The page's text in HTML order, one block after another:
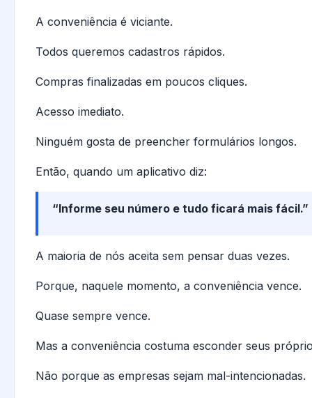
A conveniência é viciante.
Todos queremos cadastros rápidos.
Compras finalizadas em poucos cliques.
Acesso imediato.
Ninguém gosta de preencher formulários longos.
Então, quando um aplicativo diz:
“Informe seu número e tudo ficará mais fácil.”
A maioria de nós aceita sem pensar duas vezes.
Porque, naquele momento, a conveniência vence.
Quase sempre vence.
Mas a conveniência costuma esconder seus
Não porque as empresas sejam mal-intencionadas.